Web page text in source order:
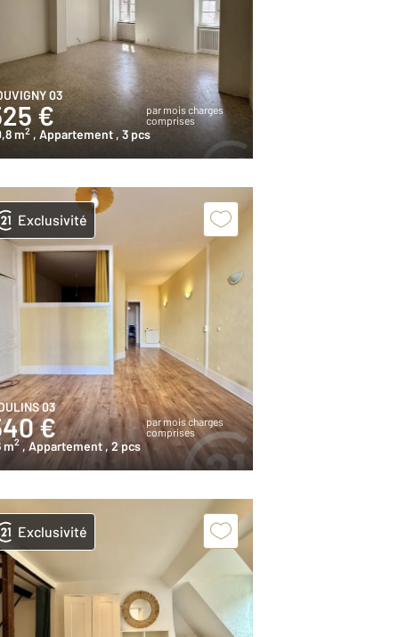
03
€
par mois charges
comprises
m2 , Appartement , 3 pcs
Exclusivité
03
€
par mois charges
comprises
m2 , Appartement , 2 pcs
Exclusivité